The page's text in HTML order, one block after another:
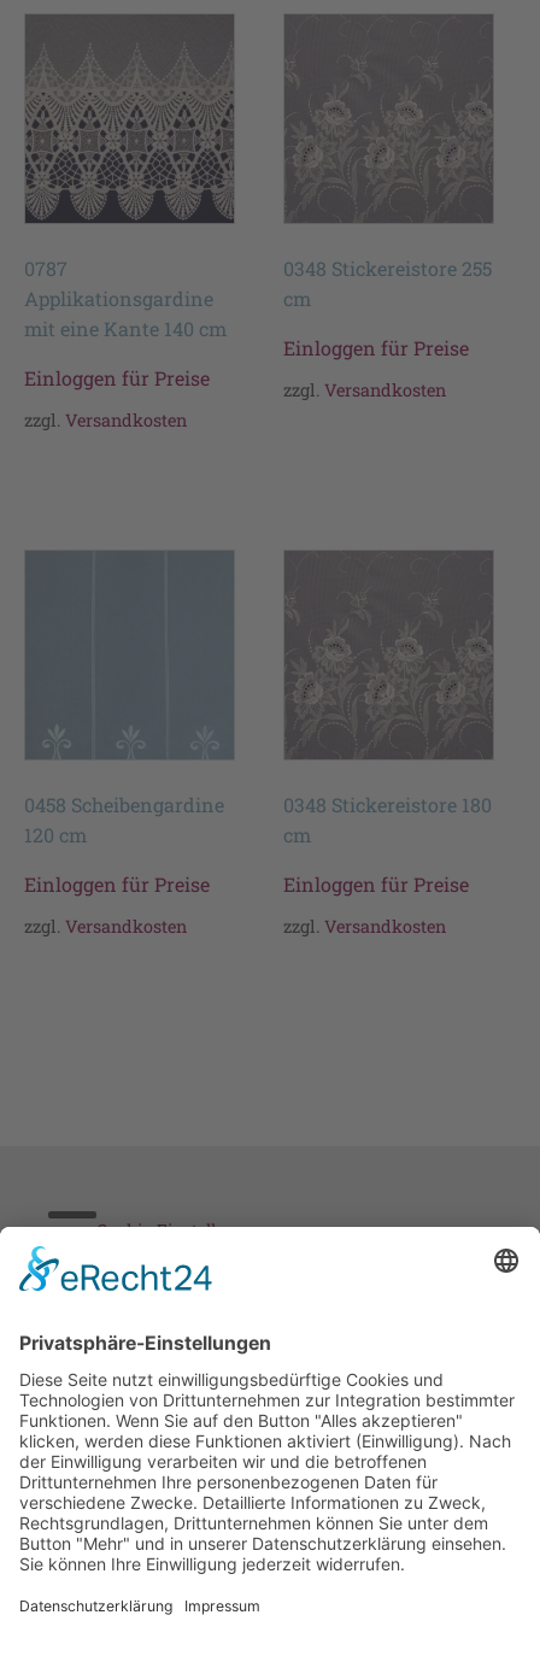
0787
Applikationsgardine
mit eine Kante 140 cm
Einloggen für Preise
zzgl. Versandkosten
0348 Stickereistore 255
cm
Einloggen für Preise
zzgl.Versandkosten
0458 Scheibengardine
120 cm
Einloggen für Preise
zzgl. Versandkosten
0348 Stickereistore 180
cm
Einloggen für Preise
zzgl.Versandkosten
Cookie-Einstellungen
Stickereien & Textilien GmbH| Alle Rechte vorbehalten